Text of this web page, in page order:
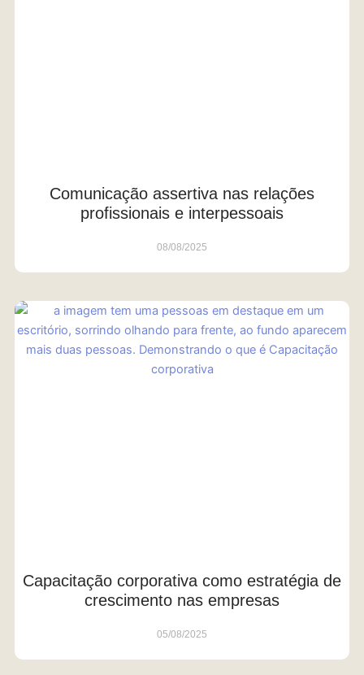
Comunicação assertiva nas relações
profissionais e interpessoais
08/08/2025
Capacitação corporativa como estratégia de
crescimento nas empresas
05/08/2025